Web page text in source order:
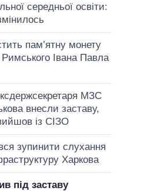
середньої освіти:
пам’ятну монету
Івана Павла
МЗС
внесли заставу,
із СІЗО
зупинити слухання
Харкова
під заставу